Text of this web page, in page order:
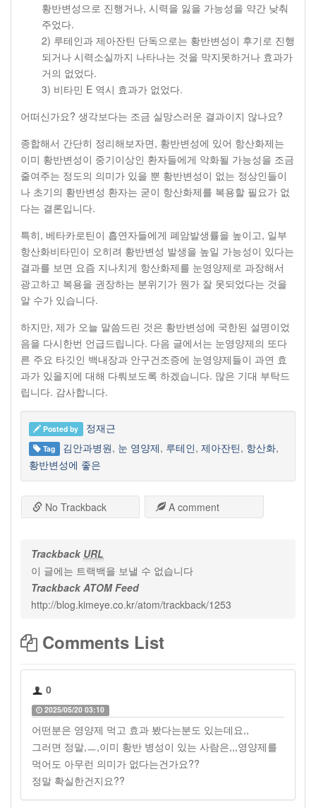
황반변성으로 진행거나, 시력을 잃을 가능성을 약간 낮춰
주었다.
2) 루테인과 제아잔틴 단독으로는 황반변성이 후기로 진행
되거나 시력소실까지 나타나는 것을 막지못하거나 효과가
거의 없었다.
3) 비타민 E 역시 효과가 없었다.
어떠신가요? 생각보다는 조금 실망스러운 결과이지 않나요?
종합해서 간단히 정리해보자면, 황반변성에 있어 항산화제는
이미 황반변성이 중기이상인 환자들에게 악화될 가능성을 조금
줄여주는 정도의 의미가 있을 뿐 황반변성이 없는 정상인들이
나 초기의 황반변성 환자는 굳이 항산화제를 복용할 필요가 없
다는 결론입니다.
특히, 베타카로틴이 흡연자들에게 폐암발생률을 높이고, 일부
항산화비타민이 오히려 황반변성 발생을 높일 가능성이 있다는
결과를 보면 요즘 지나치게 항산화제를 눈영양제로 과장해서
광고하고 복용을 권장하는 분위기가 뭔가 잘 못되었다는 것을
알 수가 있습니다.
하지만, 제가 오늘 말씀드린 것은 황반변성에 국한된 설명이었
음을 다시한번 언급드립니다. 다음 글에서는 눈영양제의 또다
른 주요 타깃인 백내장과 안구건조증에 눈영양제들이 과연 효
과가 있을지에 대해 다뤄보도록 하겠습니다. 많은 기대 부탁드
립니다. 감사합니다.
Posted by 정재근
Tag 김안과병원, 눈 영양제, 루테인, 제아잔틴, 항산화,
황반변성에 좋은
No Trackback A comment
Trackback URL
이 글에는 트랙백을 보낼 수 없습니다
Trackback ATOM Feed
http://blog.kimeye.co.kr/atom/trackback/1253
Comments List
0
2025/05/20 03:10
어떤분은 영양제 먹고 효과 봤다는분도 있는데요,,
그러면 정말,ㅡ,이미 황반 병성이 있는 사람은,,,영양제를
먹어도 아무런 의미가 없다는건가요??
정말 확실한건지요??